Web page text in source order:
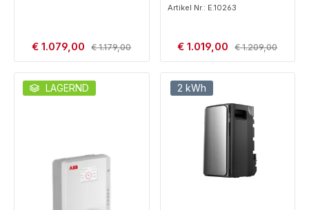
Verkaufspreis:
€ 1.079,00 Regulärer Preis:
€ 1.179,00
Artikel Nr.: E.10263
Verkaufspreis:
€ 1.019,00 Regulärer Preis:
€ 1.209,00
LAGERND 2 kWh